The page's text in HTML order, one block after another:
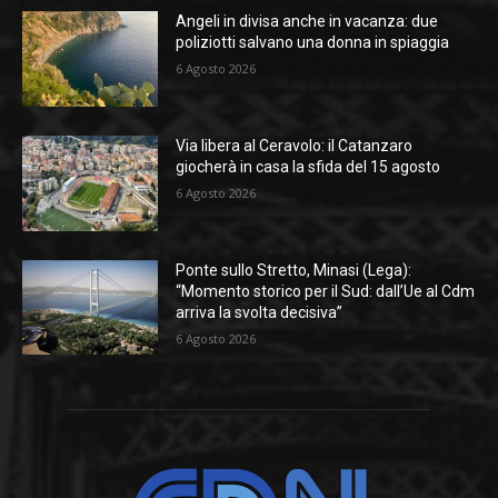
Angeli in divisa anche in vacanza: due
poliziotti salvano una donna in spiaggia
6 Agosto 2026
Via libera al Ceravolo: il Catanzaro
giocherà in casa la sfida del 15 agosto
6 Agosto 2026
Ponte sullo Stretto, Minasi (Lega):
“Momento storico per il Sud: dall’Ue al Cdm
arriva la svolta decisiva”
6 Agosto 2026